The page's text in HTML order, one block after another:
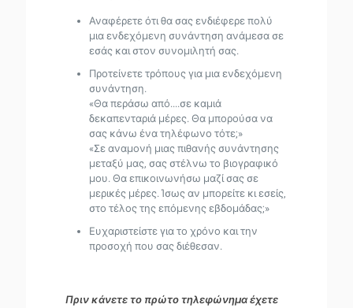
Αναφέρετε ότι θα σας ενδιέφερε πολύ
μια ενδεχόμενη συνάντηση ανάμεσα σε
εσάς και στον συνομιλητή σας.
Προτείνετε τρόπους για μια ενδεχόμενη
συνάντηση.
«Θα περάσω από....σε καμιά
δεκαπενταριά μέρες. Θα μπορούσα να
σας κάνω ένα τηλέφωνο τότε;»
«Σε αναμονή μιας πιθανής συνάντησης
μεταξύ μας, σας στέλνω το βιογραφικό
μου. Θα επικοινωνήσω μαζί σας σε
μερικές μέρες. Ίσως αν μπορείτε κι εσείς,
στο τέλος της επόμενης εβδομάδας;»
Ευχαριστείστε για το χρόνο και την
προσοχή που σας διέθεσαν.
Πριν κάνετε το πρώτο τηλεφώνημα έχετε